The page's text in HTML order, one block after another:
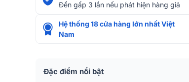
Đền gấp 3 lần nếu phát hiện hàng giả
Hệ thống 18 cửa hàng lớn nhất Việt
Nam
Đặc điểm nổi bật